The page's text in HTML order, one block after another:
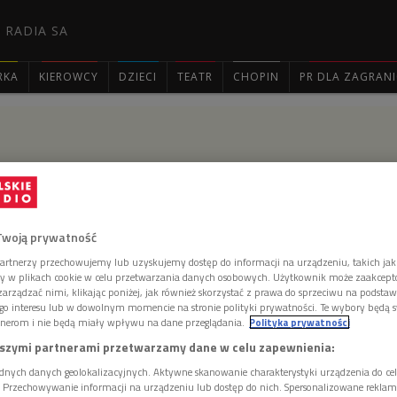
RADIA SA
KIEROWCY DZIECI TEATR CHOPIN PR DLA
etapie Synodu o synodalności, który rozpoczyna się 4
poprzedziło ekumeniczne czuwanie modlitewne
znaczeniu współpracy chrześcijan. Obrady
i wyciągnięciem wniosków z dyskusji
prywatność
przechowujemy lub uzyskujemy dostęp do informacji na urządzeniu, takich
w plikach cookie w celu przetwarzania danych osobowych. Użytkownik może
nimi, klikając poniżej, jak również skorzystać z prawa do sprzeciwu na
interesu lub w dowolnym momencie na stronie polityki prywatności. Te wybory będą
i nie będą miały wpływu na dane przeglądania. Polityka prywatności
partnerami przetwarzamy dane w celu zapewnienia:
danych geolokalizacyjnych. Aktywne skanowanie charakterystyki urządzenia do
informacji na urządzeniu lub dostęp do nich. Spersonalizowane